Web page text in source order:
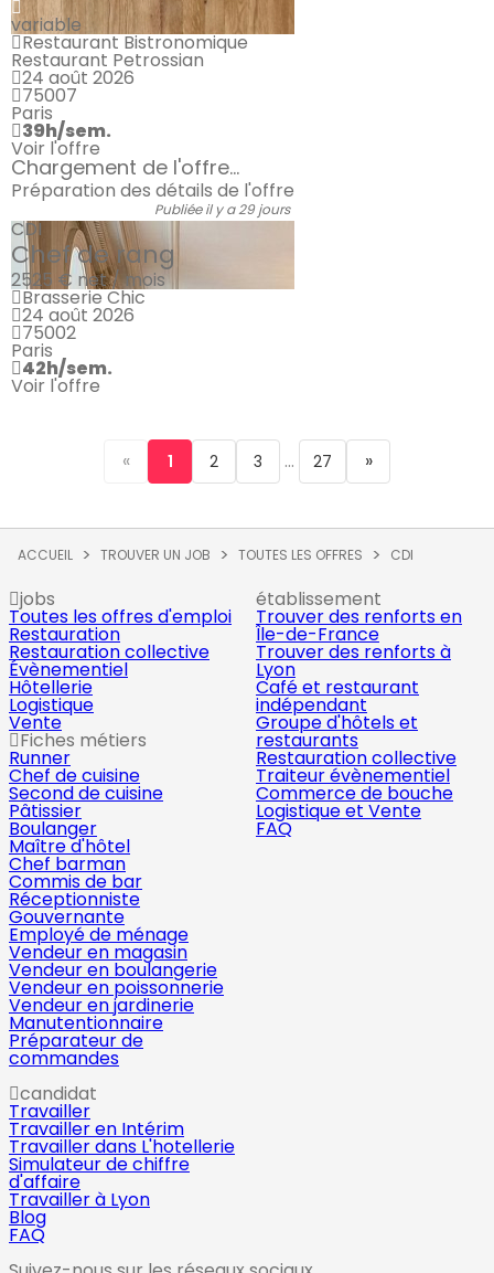
variable
Restaurant Bistronomique
Restaurant Petrossian
24 août 2026
75007
Paris
39h/sem.
Voir l'offre
Chargement de l'offre...
Préparation des détails de l'offre
Publiée il y a 29 jours
CDI
Chef de rang
2525 € net / mois
Brasserie Chic
24 août 2026
75002
Paris
42h/sem.
Voir l'offre
« 1 2 3 ... 27 »
ACCUEIL TROUVER UN JOB TOUTES LES OFFRES CDI
jobs
Toutes les offres d'emploi
Restauration
Restauration collective
Évènementiel
Hôtellerie
Logistique
Vente
Fiches métiers
Runner
Chef de cuisine
Second de cuisine
Pâtissier
Boulanger
Maître d'hôtel
Chef barman
Commis de bar
Réceptionniste
Gouvernante
Employé de ménage
Vendeur en magasin
Vendeur en boulangerie
Vendeur en poissonnerie
Vendeur en jardinerie
Manutentionnaire
Préparateur de
commandes
établissement
Trouver des renforts en
Île-de-France
Trouver des renforts à
Lyon
Café et restaurant
indépendant
Groupe d'hôtels et
restaurants
Restauration collective
Traiteur évènementiel
Commerce de bouche
Logistique et Vente
FAQ
candidat
Travailler
Travailler en Intérim
Travailler dans L'hotellerie
Simulateur de chiffre
d'affaire
Travailler à Lyon
Blog
FAQ